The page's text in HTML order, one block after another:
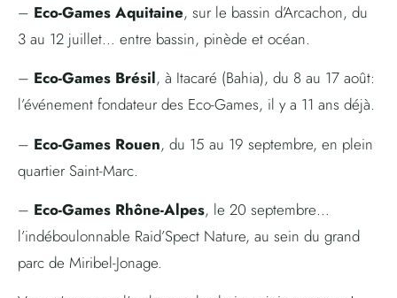
– Eco-Games Aquitaine, sur le bassin d’Arcachon, du
3 au 12 juillet… entre bassin, pinède et océan.
– Eco-Games Brésil, à Itacaré (Bahia), du 8 au 17 août:
l’événement fondateur des Eco-Games, il y a 11 ans déjà.
– Eco-Games Rouen, du 15 au 19 septembre, en plein
quartier Saint-Marc.
– Eco-Games Rhône-Alpes, le 20 septembre…
l’indéboulonnable Raid’Spect Nature, au sein du grand
parc de Miribel-Jonage.